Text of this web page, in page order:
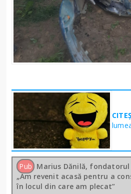
Pub Marius Dănilă,
„Am revenit acasă pentru a
în locul din care am plecat”